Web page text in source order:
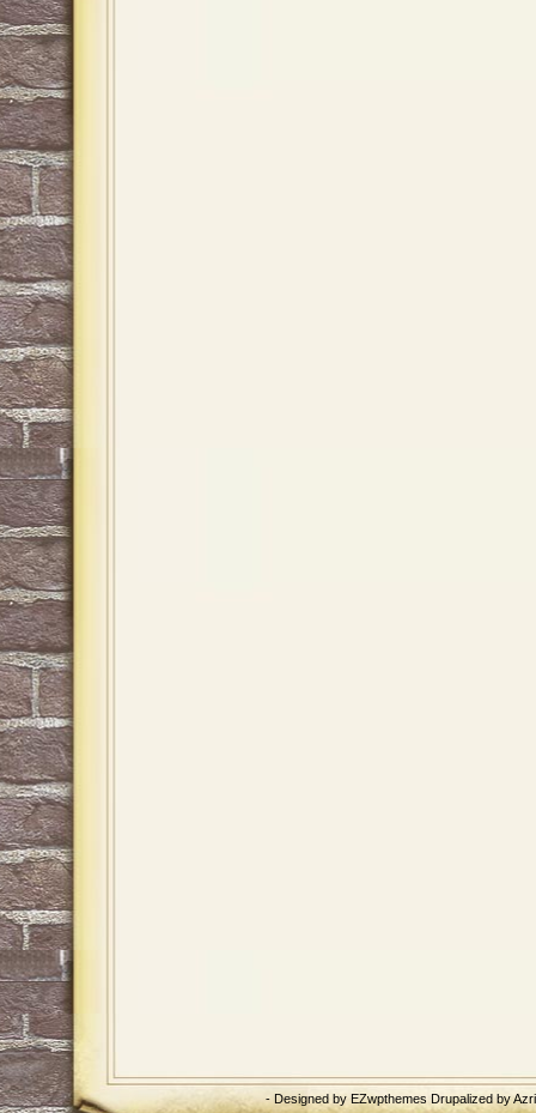
- Designed byEZwpthemesDrupalized by